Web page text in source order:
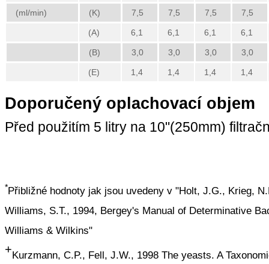
(ml/min) (K) 7,5 7,5 7,5 7,5
(A) 6,1 6,1 6,1 6,1
(B) 3,0 3,0 3,0 3,0
(E) 1,4 1,4 1,4 1,4
Doporučený oplachovací objem
Před použitím 5 litry na 10"(250mm)
*Přibližné hodnoty jak jsou uvedeny v "Holt, J.G., Krieg,
Williams, S.T., 1994, Bergey's Manual of Determinative
Williams & Wilkins"
+Kurzmann, C.P., Fell, J.W., 1998 The yeasts. A